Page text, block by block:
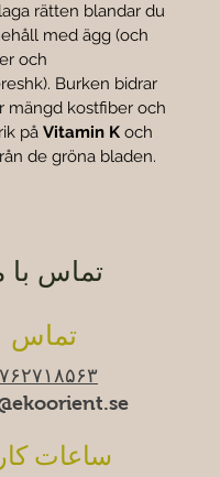
rätten blandar du
med ägg (och
och
Burken bidrar
mängd kostfiber och
på Vitamin K och
de gröna bladen.
تماس با
تماس
ساعات